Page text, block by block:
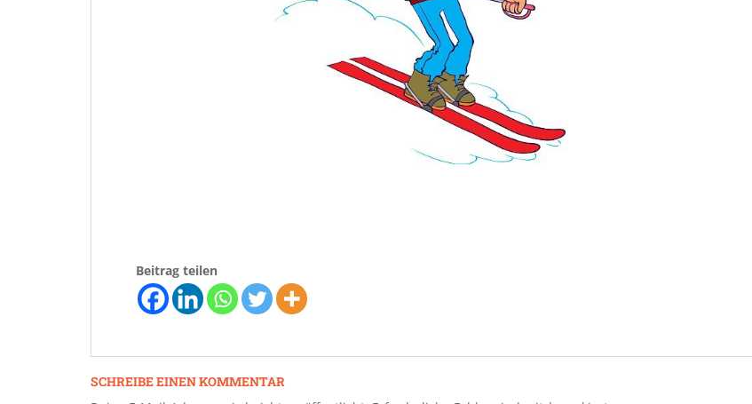
Beitrag teilen
SCHREIBE EINEN KOMMENTAR